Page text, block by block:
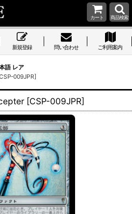
カート 商品検索
新規登録 問い合わせ ご利用案内
語 レア
009JPR]
[CSP-009JPR]